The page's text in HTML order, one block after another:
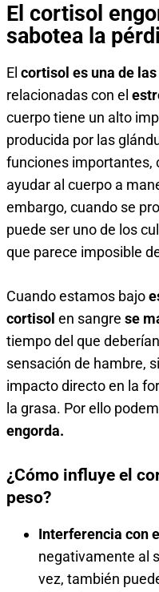
El cortisol
sabotea la
El cortisol es una de
relacionadas con el
cuerpo tiene un alto
producida por las
funciones importantes,
ayudar al cuerpo a
embargo, cuando se
puede ser uno de los
que parece imposible
Cuando estamos bajo
cortisol en sangre se
tiempo del que
sensación de hambre,
impacto directo en la
la grasa. Por ello
engorda.
¿Cómo influye el
peso?
Interferencia con
negativamente al
vez, también